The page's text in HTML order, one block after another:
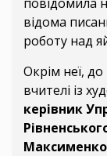
відома
роботу над
Окрім неї,
вчителі із
керівник
Максименко